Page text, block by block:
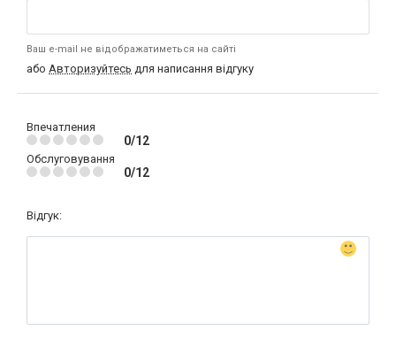
Ваш e-mail не відображатиметься на сайті
або Авторизуйтесь для написання відгуку
Впечатления
0/12
Обслуговування
0/12
Відгук: